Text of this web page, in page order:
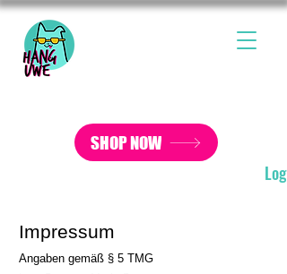
SHOP NOW
Log
Impressum
Angaben gemäß § 5 TMG